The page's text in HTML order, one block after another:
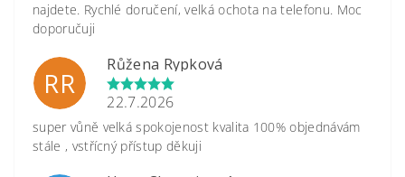
najdete. Rychlé doručení, velká ochota na telefonu. Moc
doporučuji
RR
Růžena Rypková
22.7.2026
super vůně velká spokojenost kvalita 100% objednávám
stále , vstřícný přístup děkuji